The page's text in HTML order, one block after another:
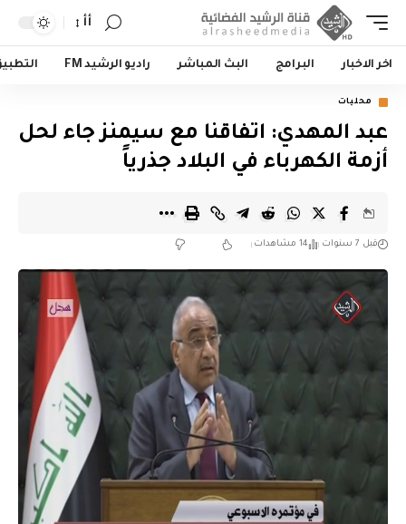
أأ
اخر الاخبار البرامج البث المباشر راديو الرشيد FM
محليات
عبد المهدي: اتفاقنا مع سيمنز جاء لحل
أزمة الكهرباء في البلاد جذرياً
قبل 7 سنوات 14 مشاهدات